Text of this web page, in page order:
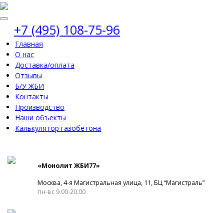
+7 (495) 108-75-96
Главная
О нас
Доставка/оплата
Отзывы
Б/У ЖБИ
Контакты
Производство
Наши объекты
Калькулятор газобетона
«Монолит ЖБИ77»
Москва, 4-я Магистральная улица, 11, ​БЦ “Магистраль”
пн-вс 9.00-20.00